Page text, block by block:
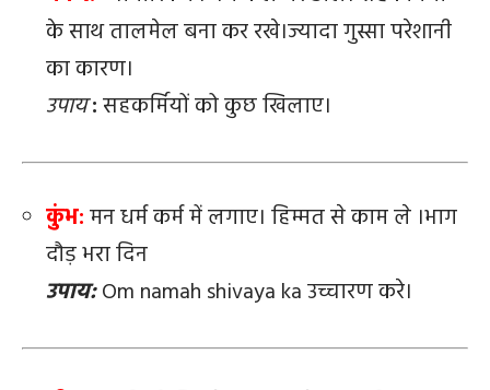
के साथ तालमेल बना कर रखे।ज्यादा गुस्सा परेशानी
का कारण।
उपाय:सहकर्मियों को कुछ खिलाए।
कुंभ:मन धर्म कर्म में लगाए। हिम्मत से काम ले ।भाग
दौड़ भरा दिन
उपाय:Om namah shivaya ka उच्चारण करे।